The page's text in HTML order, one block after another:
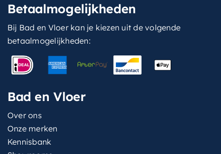
Betaalmogelijkheden
Bij Bad en Vloer kan je kiezen uit de volgende
betaalmogelijkheden:
Bad en Vloer
Over ons
Onze merken
Kennisbank